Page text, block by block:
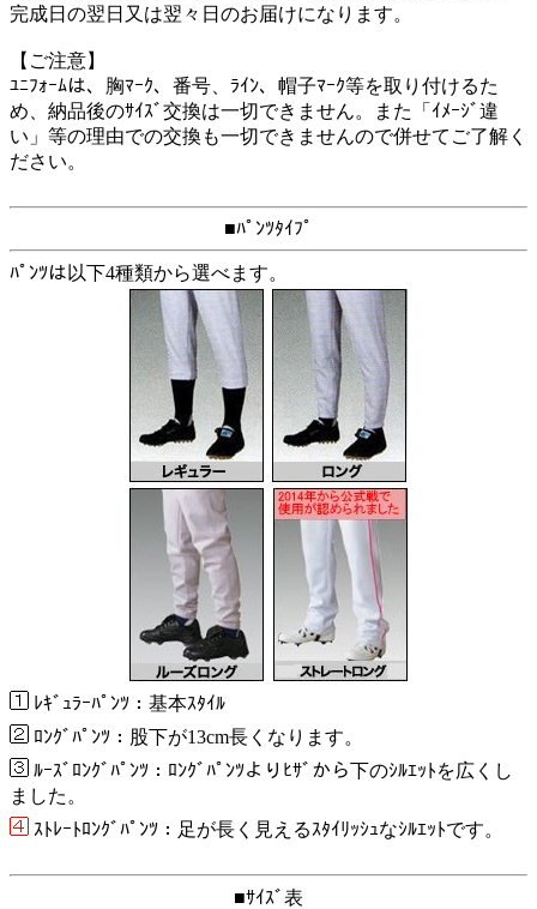
完成日の翌日又は翌々日のお届けになります。
【ご注意】
ﾕﾆﾌｫｰﾑは、胸ﾏｰｸ、番号、ﾗｲﾝ、帽子ﾏｰｸ等を取り付けるた
め、納品後のｻｲｽﾞ交換は一切できません。また「ｲﾒｰｼﾞ違
い」等の理由での交換も一切できませんので併せてご了解く
ださい。
■ﾊﾟﾝﾂﾀｲﾌﾟ
ﾊﾟﾝﾂは以下4種類から選べます。
ﾚｷﾞｭﾗｰﾊﾟﾝﾂ：基本ｽﾀｲﾙ
ﾛﾝｸﾞﾊﾟﾝﾂ：股下が13cm長くなります。
ﾙｰｽﾞﾛﾝｸﾞﾊﾟﾝﾂ：ﾛﾝｸﾞﾊﾟﾝﾂよりﾋｻﾞから下のｼﾙｴｯﾄを広くし
ました。
ｽﾄﾚｰﾄﾛﾝｸﾞﾊﾟﾝﾂ：足が長く見えるｽﾀｲﾘｯｼｭなｼﾙｴｯﾄです。
■ｻｲｽﾞ表